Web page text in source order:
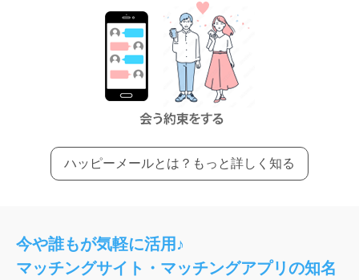
ハッピーメールとは？もっと詳しく知る
今や誰もが気軽に活用♪
マッチングサイト・マッチングアプリの知名